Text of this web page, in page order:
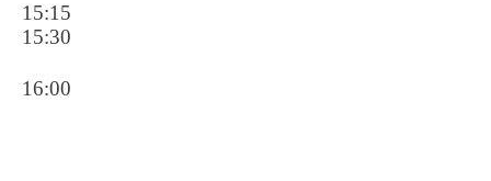
15:15
15:30
16:00